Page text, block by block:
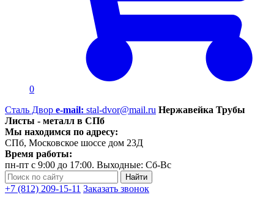
0
Сталь Двор e-mail: stal-dvor@mail.ru Нержавейка Трубы
Листы - металл в СПб
Мы находимся по адресу:
СПб, Московское шоссе дом 23Д
Время работы:
пн-пт с 9:00 до 17:00. Выходные: Сб-Вс
+7 (812) 209-15-11 Заказать звонок